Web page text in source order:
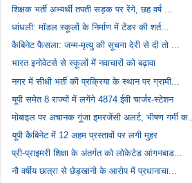
शिक्षक भर्ती अभ्यर्थी तपती सड़क पर रेंगे, छह वर्ष ...
धांधली: मॉडल स्कूलों के निर्माण में टेंडर की शर्त...
कैबिनेट फैसला: जन्म-मृत्यु की सूचना देरी से दी तो ...
भारत इनोवेटर्स से स्कूलों में नवाचारों को बढ़ावा
नगर में सीधी भर्ती की प्रक्रिया के स्थान पर ग्रामी...
यूपी समेत 8 राज्यों में लगेंगे 4874 ईवी चार्जर-स्टेशन
मोबाइल पर अचानक गूंजा इमरजेंसी अलर्ट, भीषण गर्मी क...
यूपी कैबिनेट में 12 अहम प्रस्तावों पर लगी मुहर
प्री-प्राइमरी शिक्षा के अंतर्गत को लोकेटेड आंगनबाड...
नौ वर्षीय छात्रा से छेड़खानी के आरोप में प्रधानाचा...